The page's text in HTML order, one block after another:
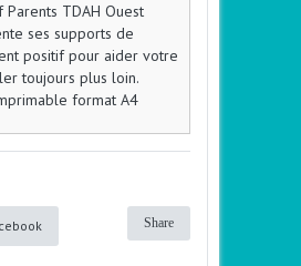
Parents TDAH Ouest
ses supports de
positif pour aider votre
toujours plus loin.
format A4
Share